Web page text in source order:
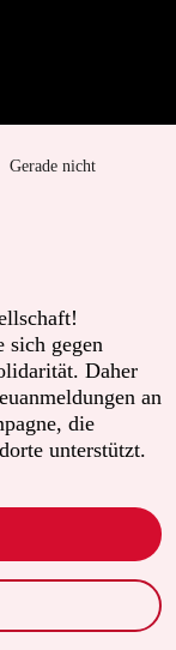
Gerade nicht
sich gegen
Daher
an
die
unterstützt.